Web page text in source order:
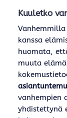
Kuuletko
kanssa
huomata,
muuta
vanhempien
yhdistettynä